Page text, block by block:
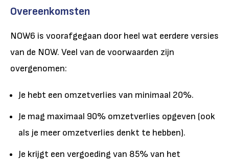
Overeenkomsten
NOW6 is voorafgegaan door heel wat eerdere versies
van de NOW. Veel van de voorwaarden zijn
overgenomen:
Je hebt een omzetverlies van minimaal 20%.
Je mag maximaal 90% omzetverlies opgeven (ook
als je meer omzetverlies denkt te hebben).
Je krijgt een vergoeding van 85% van het